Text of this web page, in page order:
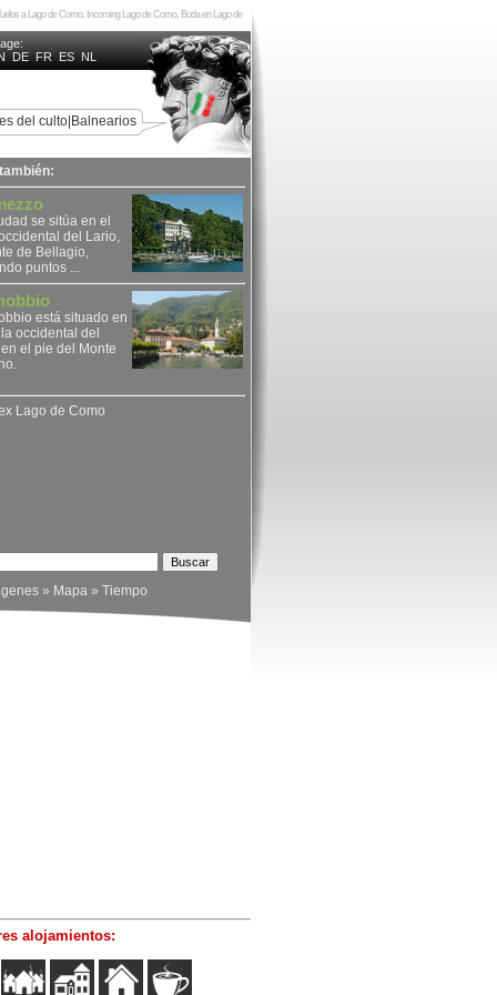
a Lago de Como, Incoming Lago de Como, Boda en Lago de
DE FR ES NL
del culto Balnearios
se sitúa en el
del Lario,
de Bellagio,
puntos ...
está situado en
occidental del
el pie del Monte
Lago de Como
» Mapa » Tiempo
alojamientos: